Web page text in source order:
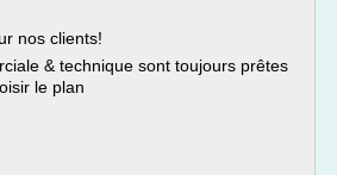
nos clients!
& technique sont toujours prêtes
le plan